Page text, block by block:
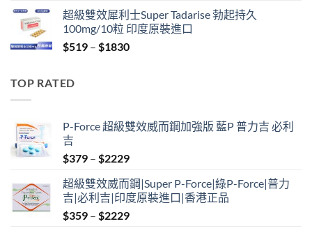
$829
through
$2129
超級雙效犀利士Super Tadarise 勃起持久
100mg/10粒 印度原裝進口
$519 – $1830Price
TOP RATED
P-Force 超級雙效威而鋼加強版 藍P 普力吉 必利
吉
$379 – $2229Price
$379
through
$2229
超級雙效威而鋼|Super P-Force|綠P-Force|普力
吉|必利吉|印度原裝進口|香港正品
$359 – $2229Price